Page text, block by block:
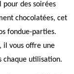
pour des soirées
chocolatées, cet
fondue-parties.
il vous offre une
chaque utilisation.